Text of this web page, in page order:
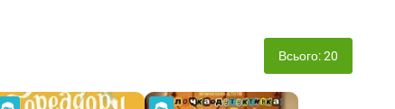
Всього: 20